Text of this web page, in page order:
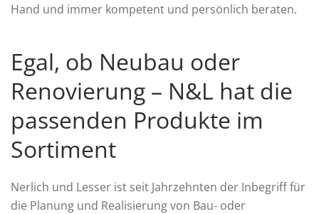
Hand und immer kompetent und persönlich beraten.
Egal, ob Neubau oder
Renovierung – N&L hat die
passenden Produkte im
Sortiment
Nerlich und Lesser ist seit Jahrzehnten der Inbegriff für
die Planung und Realisierung von Bau- oder